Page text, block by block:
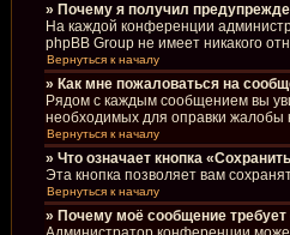
» Почему я получил
На каждой конференции
phpBB Group не имеет никакого
Вернуться к началу
» Как мне пожаловаться на
Рядом с каждым сообщением вы
необходимых для оправки жалобы
Вернуться к началу
» Что означает кнопка
Эта кнопка позволяет вам
Вернуться к началу
» Почему моё сообщение требует